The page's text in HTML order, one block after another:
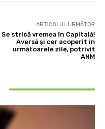
ARTICOLUL URMĂTOR
Se strică vremea în Capitală!
Aversă și cer acoperit în
următoarele zile, potrivit
ANM